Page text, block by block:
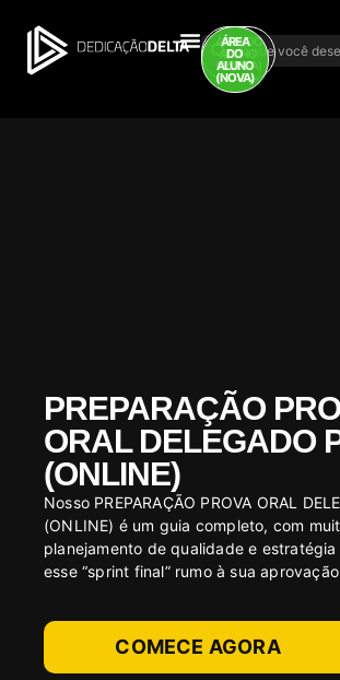
ÁREA DO
ALUNO
(ANTIGA)
ÁREA
DO
ALUNO
(NOVA)
PREPARAÇÃO
ORAL DELEGADO
(ONLINE)
Nosso PREPARAÇÃO PROVA ORAL
(ONLINE) é um guia completo, com
planejamento de qualidade e
esse “sprint final” rumo à sua
COMECE AGORA